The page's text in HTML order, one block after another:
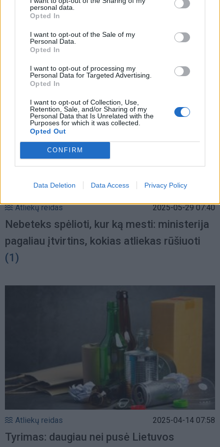
personal data.
Opted In
I want to opt-out of the Sale of my
Personal Data.
Opted In
I want to opt-out of processing my
Personal Data for Targeted Advertising.
Opted In
I want to opt-out of Collection, Use,
Retention, Sale, and/or Sharing of my
Personal Data that Is Unrelated with the
Purposes for which it was collected.
Opted Out
CONFIRM
Data Deletion Data Access Privacy Policy
„Ko čia vėl primetė?“: Kaune vyko vieša
rūšiavimo klaidas (galerija)
Atliekų reidas 2025-05-29 07:40
Nebeteks spėlioti, kur ką mesti: ministerija
pagaliau įtvirtins, kokias atliekas rūšiuoti
(1)
Atliekų reidas 2025-04-14 07:58
Tyrimas: daugiau nei pusė Lietuvos